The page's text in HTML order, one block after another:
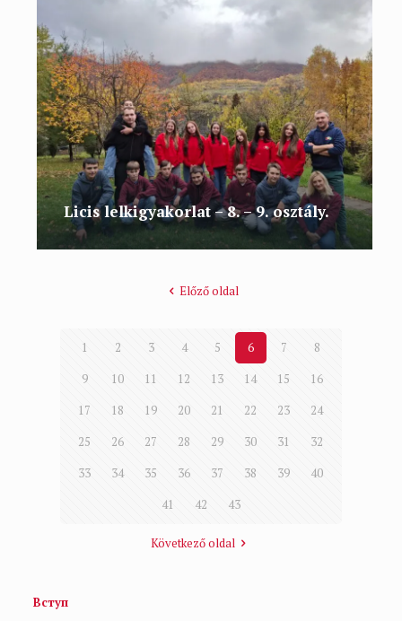
Licis lelkigyakorlat – 8. – 9. osztály.
Előző oldal
1 2 3 4 5 6 7
8
9
10 11 12 13 14 15
16
17
18 19 20 21 22 23
24
25
26 27 28 29 30 31
32
33
34 35 36 37 38 39
40
41
42 43
Következő oldal
Вступ